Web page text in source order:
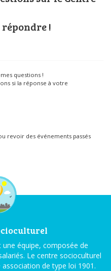
répondre !
questions !
si la réponse à votre
revoir des événements passés
une équipe, composée de
Le centre socioculturel
de type loi 1901.